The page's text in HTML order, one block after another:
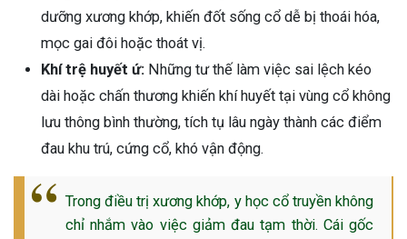
Sau Sinh Có Tự Khỏi
Thông Tin Cần Biết
sau sinh là tình trạng viêm da
phổ biến, khiến đôi bàn tay,
của chị em trở nên khô...
dưỡng xương khớp, khiến đốt sống cổ dễ bị thoái hóa,
mọc gai đôi hoặc thoát vị.
Khí trệ huyết ứ: Những tư thế làm việc sai lệch kéo
dài hoặc chấn thương khiến khí huyết tại vùng cổ không
lưu thông bình thường, tích tụ lâu ngày thành các điểm
đau khu trú, cứng cổ, khó vận động.
Trong điều trị xương khớp, y học cổ truyền không
chỉ nhắm vào việc giảm đau tạm thời. Cái gốc